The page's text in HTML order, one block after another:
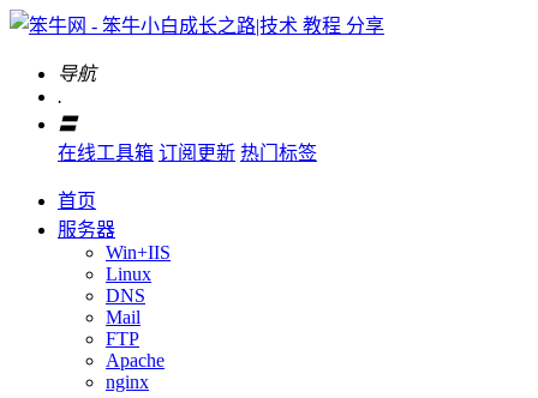
导航
.
〓
在线工具箱 订阅更新 热门标签
首页
服务器
Win+IIS
Linux
DNS
Mail
FTP
Apache
nginx